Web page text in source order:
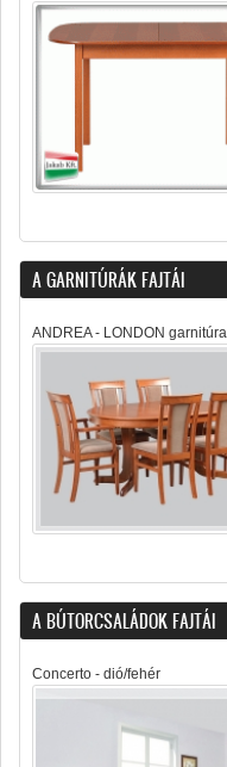
A GARNITÚRÁK FAJTÁI
ANDREA - LONDON garnitúra
A BÚTORCSALÁDOK FAJTÁI
Concerto - dió/fehér